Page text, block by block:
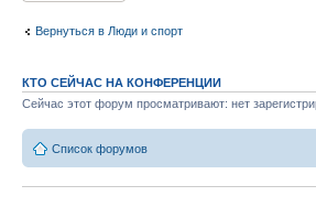
Вернуться в Люди и спорт
КТО СЕЙЧАС НА КОНФЕРЕНЦИИ
Сейчас этот форум просматривают: нет
Список форумов